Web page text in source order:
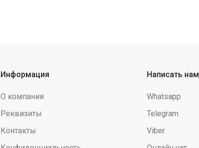
съемную пелерину на застежке -
и закреплена на задней части
головного убора при помощи застежки
обеспечивает защиту от воздействий
Информация
О компании
Реквизиты
Контакты
Написать нам
Whatsapp
Telegram
Viber